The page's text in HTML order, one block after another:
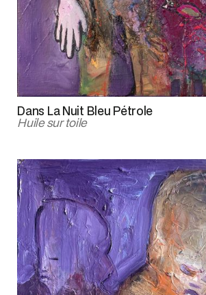
Dans La Nuit Bleu Pétrole
Huile sur toile